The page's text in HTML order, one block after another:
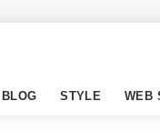
BLOG STYLE WEB